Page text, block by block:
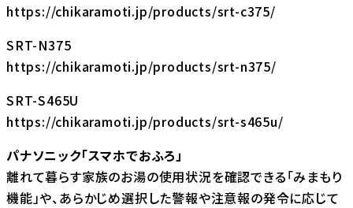
https://chikaramoti.jp/products/srt-c375/
SRT-N375
https://chikaramoti.jp/products/srt-n375/
SRT-S465U
https://chikaramoti.jp/products/srt-s465u/
パナソニック「スマホでおふろ」
離れて暮らす家族のお湯の使用状況を確認できる「みまもり
機能」や、あらかじめ選択した警報や注意報の発令に応じて